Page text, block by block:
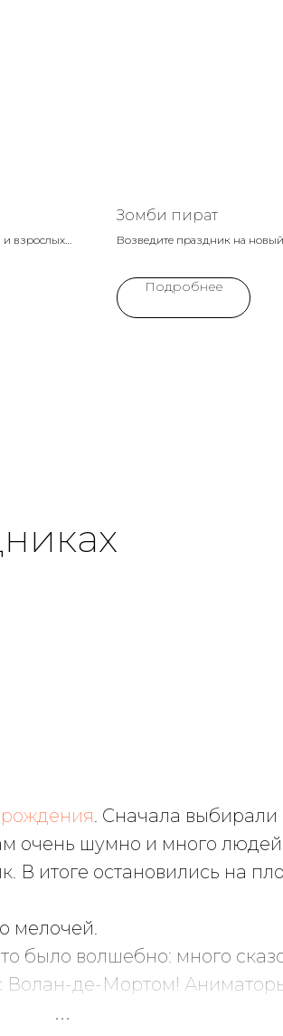
и взрослых
Marvel
Зомби пират
Возведите праздник на
реалити-шоу о жизни монстров,
персонаж добавит море
моментов и незабываемых
Подробнее
рождения. Сначала
очень шумно и много
В итоге остановились на
мелочей.
было волшебно: много
Волан-де-Мортом!
Особенно порадовало,